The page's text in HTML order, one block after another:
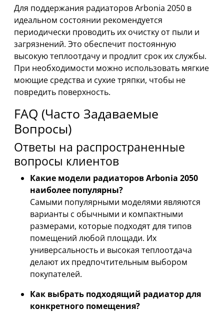
Для поддержания радиаторов Arbonia 2050 в
идеальном состоянии рекомендуется
периодически проводить их очистку от пыли и
загрязнений. Это обеспечит постоянную
высокую теплоотдачу и продлит срок их службы.
При необходимости можно использовать мягкие
моющие средства и сухие тряпки, чтобы не
повредить поверхность.
FAQ (Часто Задаваемые
Вопросы)
Ответы на распространенные
вопросы клиентов
Какие модели радиаторов Arbonia 2050
наиболее популярны?
Самыми популярными моделями являются
варианты с обычными и компактными
размерами, которые подходят для типов
помещений любой площади. Их
универсальность и высокая теплоотдача
делают их предпочтительным выбором
покупателей.
Как выбрать подходящий радиатор для
конкретного помещения?